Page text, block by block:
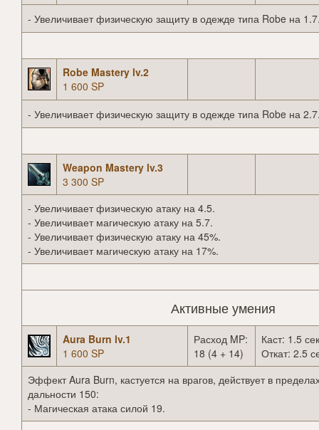
- Увеличивает физическую защиту в одежде типа Robe на
Robe Mastery lv.2
1 600 SP
- Увеличивает физическую защиту в одежде типа Robe на
Weapon Mastery lv.3
3 300 SP
- Увеличивает физическую атаку на 4.5.
- Увеличивает магическую атаку на 5.7.
- Увеличивает физическую атаку на 45%.
- Увеличивает магическую атаку на 17%.
Активные умения
Aura Burn lv.1
1 600 SP
Расход MP:
18 (4 + 14)
Каст: 1.5
Откат: 2.5
Эффект Aura Burn, кастуется на врагов, действует в
дальности 150:
- Магическая атака силой 19.